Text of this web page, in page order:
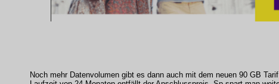
Noch mehr Datenvolumen gibt es dann auch mit dem neuen 90 GB